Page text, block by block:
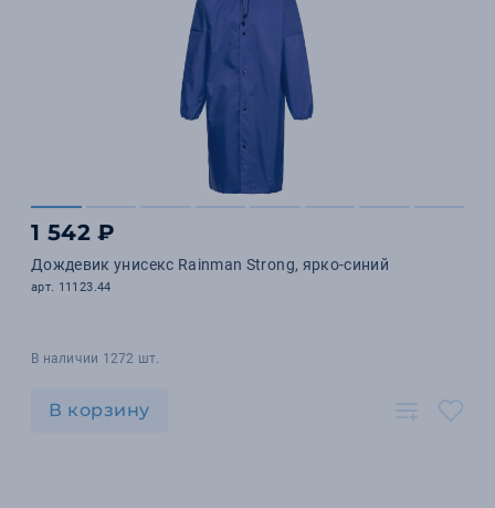
1 542 ₽
Дождевик унисекс Rainman Strong, ярко-синий
арт. 11123.44
В наличии 1272 шт.
В корзину